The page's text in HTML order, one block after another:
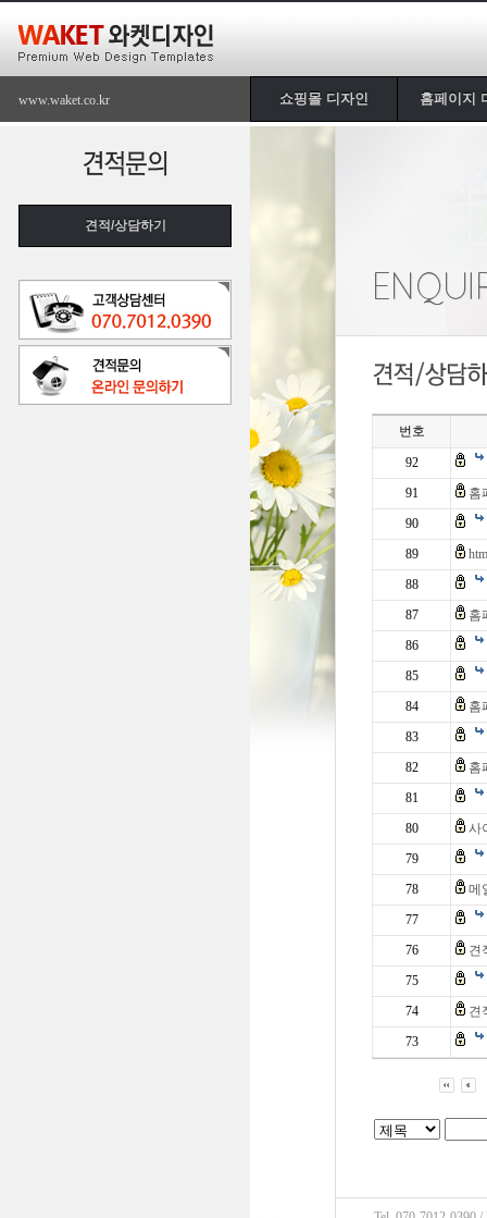
www.waket.co.kr 쇼핑몰 디자인 홈페이지
견적/상담하기
번호
92
91
홈
90
89
88
87
홈
86
85
84
홈
83
82
홈
81
80
사
79
78
메
77
76
견
75
74
견
73